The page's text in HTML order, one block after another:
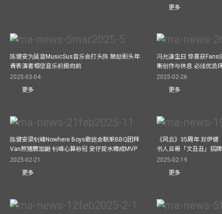
更多
陈健安为延音MusicSus音乐会打头阵 鼓励街头年
青表演者相信音乐积极向前
2025-03-04
更多
冯允谦生日 惊喜获Fans
衡创作与休息 必须优质
2025-02-26
更多
陈健安梁钊峰Nowhere Boys歌迷会联乘BBQ团拜
Van熬猪髀加餸 钊峰心算称冠 安仔掟水樽成MVP
2025-02-21
更多
《风云》35周年 郑伊
书人旦哥「文丑丑」招
2025-02-19
更多